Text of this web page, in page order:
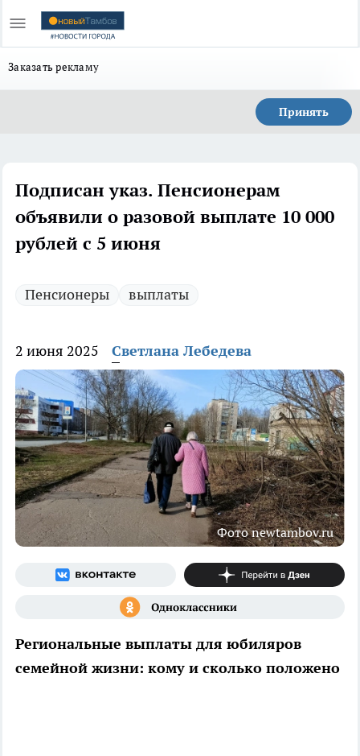
Заказать рекламу
Принять
Подписан указ. Пенсионерам
объявили о разовой выплате 10 000
рублей с 5 июня
Пенсионеры выплаты
2 июня 2025 Светлана Лебедева
Фото newtambov.ru
Региональные выплаты для юбиляров
семейной жизни: кому и сколько положено